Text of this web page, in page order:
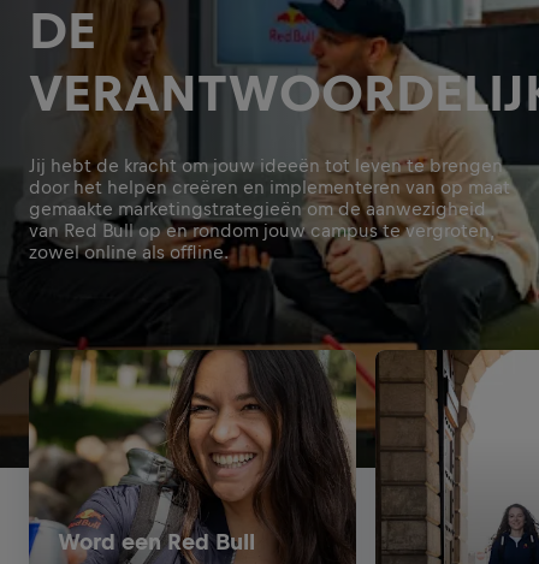
DE
Jij hebt de kracht om jouw ideeën tot leven te brengen
door het helpen creëren en implementeren van op maat
gemaakte marketingstrategieën om de aanwezigheid
van Red Bull op en rondom jouw campus te vergroten,
zowel online als offline.
Word een Red Bull